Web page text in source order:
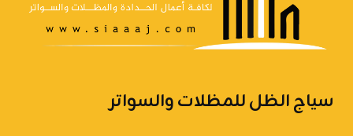
سياج الظل للمظلات والسواتر